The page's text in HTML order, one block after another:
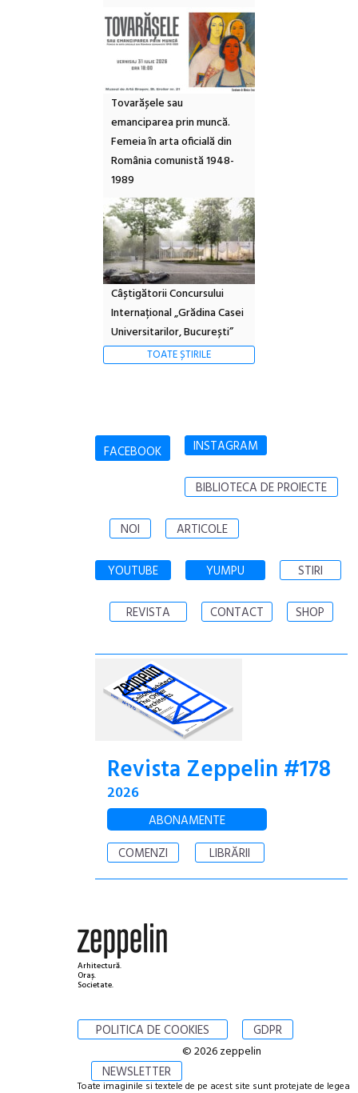
Tovarășele sau
emanciparea prin muncă.
Femeia în arta oficială din
România comunistă 1948-
1989
Câștigătorii Concursului
Internațional „Grădina Casei
Universitarilor, București”
TOATE ȘTIRILE
FACEBOOK INSTAGRAM
BIBLIOTECA DE PROIECTE
NOI ARTICOLE
YOUTUBE YUMPU STIRI
REVISTA CONTACT SHOP
Revista Zeppelin #178
2026
ABONAMENTE
COMENZI
LIBRĂRII
Arhitectură.
Oraș.
Societate.
POLITICA DE COOKIES GDPR
NEWSLETTER
© 2026 zeppelin
Toate imaginile si textele de pe acest site sunt protejate de legea